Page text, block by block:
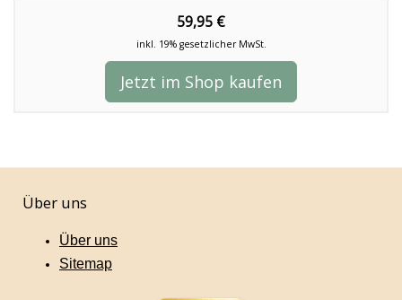
59,95 €
inkl. 19% gesetzlicher MwSt.
Jetzt im Shop kaufen
Über uns
Über uns
Sitemap